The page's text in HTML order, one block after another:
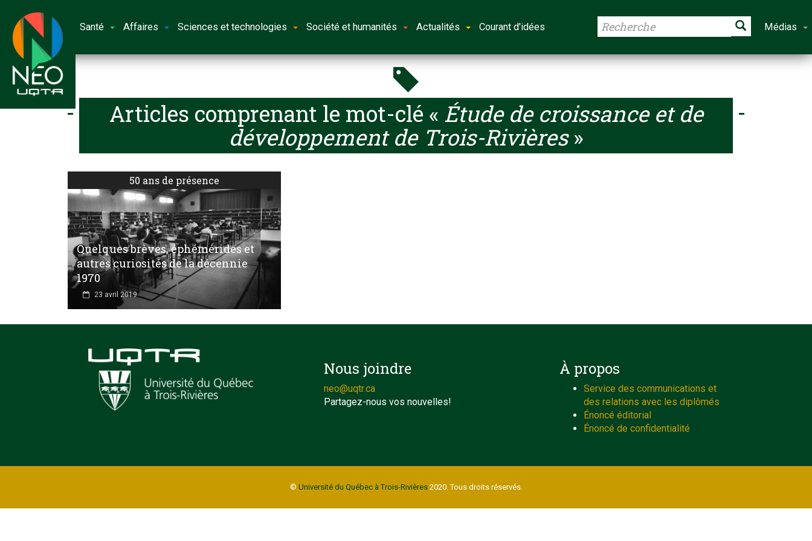
Santé Affaires Sciences et technologies Société et humanités Actualités Courant d'idées Médias
Articles comprenant le mot-clé « Étude de croissance et de
développement de Trois-Rivières»
50 ans de présence
Quelques brèves, éphémérides et
autres curiosités de la décennie
1970
23 avril 2019
Nous joindre
neo@uqtr.ca
Partagez-nous vos nouvelles!
À propos
Service des communications et
des relations avec les diplômés
Énoncé éditorial
Énoncé de confidentialité
© Université du Québec à Trois-Rivières2020. Tous droits réservés.